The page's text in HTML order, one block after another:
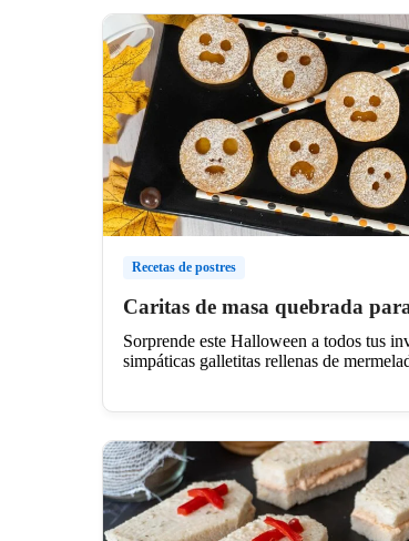
Recetas de postres
Caritas de masa quebrada
Sorprende este Halloween a todos tus
simpáticas galletitas rellenas de